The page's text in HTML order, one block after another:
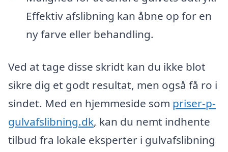
Effektiv afslibning kan åbne op for en
ny farve eller behandling.
Ved at tage disse skridt kan du ikke blot
sikre dig et godt resultat, men også få ro i
sindet. Med en hjemmeside som priser-p-
gulvafslibning.dk, kan du nemt indhente
tilbud fra lokale eksperter i gulvafslibning